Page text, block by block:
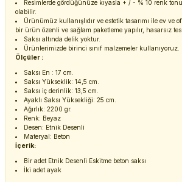
Resimlerde gördüğünüze kıyasla + / - % 10 renk tonu
olabilir.
Ürünümüz kullanışlıdır ve estetik tasarımı ile ev ve
bir ürün özenli ve sağlam paketleme yapılır, hasarsız
Saksı altında delik yoktur.
Ürünlerimizde birinci sınıf malzemeler kullanıyoruz.
Ölçüler :
Saksı En : 17 cm.
Saksı Yükseklik: 14,5 cm.
Saksı iç derinlik: 13,5 cm.
Ayaklı Saksı Yüksekliği: 25 cm.
Ağırlık: 2200 gr.
Renk: Beyaz
Desen: Etnik Desenli
Materyal: Beton
İçerik:
Bir adet Etnik Desenli Eskitme beton saksı
İki adet ayak